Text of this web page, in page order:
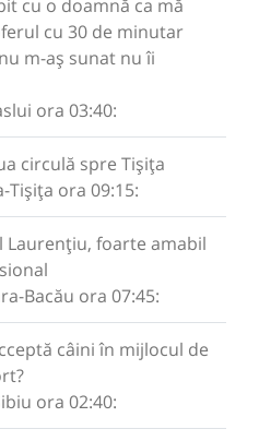
cu o doamnă ca mă
cu 30 de minutar
m-aș sunat nu îi
ora 03:40:
circulă spre Tișița
Tișița ora 09:15:
Laurențiu, foarte amabil
Bacău ora 07:45:
câini în mijlocul de
ora 02:40: